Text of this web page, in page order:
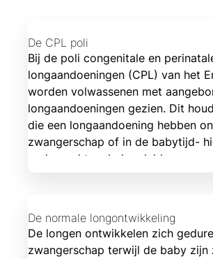
De CPL poli
Bij de poli congenitale en
longaandoeningen (CPL) van het
worden volwassenen met
longaandoeningen gezien. Dit
die een longaandoening hebben
zwangerschap of in de babytijd-
onderzocht en behandeld.
De normale longontwikkeling
De longen ontwikkelen zich
zwangerschap terwijl de baby